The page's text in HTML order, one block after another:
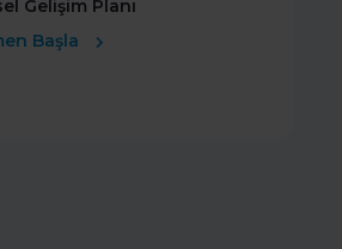
Gelişim Planı
Başla